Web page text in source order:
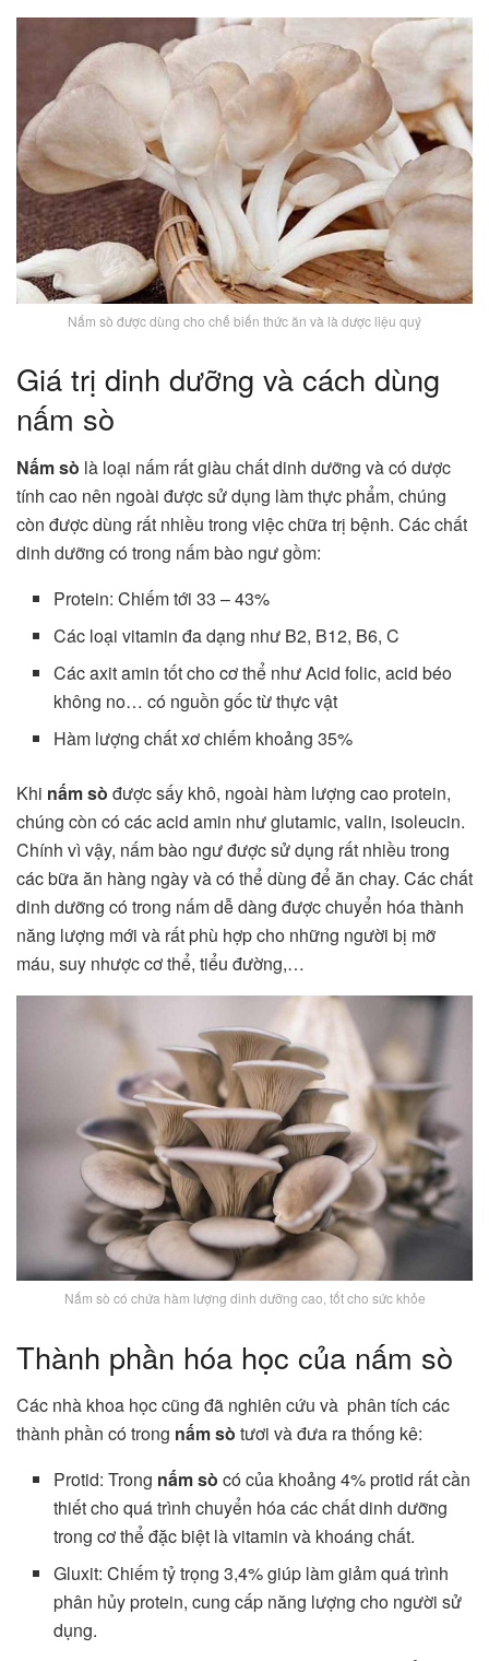
Nấm sò được dùng cho chế biến thức ăn và là dược liệu quý
Giá trị dinh dưỡng và cách dùng
nấm sò
Nấm sò là loại nấm rất giàu chất dinh dưỡng và có dược
tính cao nên ngoài được sử dụng làm thực phẩm, chúng
còn được dùng rất nhiều trong việc chữa trị bệnh. Các chất
dinh dưỡng có trong nấm bào ngư gồm:
Protein: Chiếm tới 33 – 43%
Các loại vitamin đa dạng như B2, B12, B6, C
Các axit amin tốt cho cơ thể như Acid folic, acid béo
không no… có nguồn gốc từ thực vật
Hàm lượng chất xơ chiếm khoảng 35%
Khi nấm sò được sấy khô, ngoài hàm lượng cao protein,
chúng còn có các acid amin như glutamic, valin, isoleucin.
Chính vì vậy, nấm bào ngư được sử dụng rất nhiều trong
các bữa ăn hàng ngày và có thể dùng để ăn chay. Các chất
dinh dưỡng có trong nấm dễ dàng được chuyển hóa thành
năng lượng mới và rất phù hợp cho những người bị mỡ
máu, suy nhược cơ thể, tiểu đường,…
Nấm sò có chứa hàm lượng dinh dưỡng cao, tốt cho sức khỏe
Thành phần hóa học của nấm sò
Các nhà khoa học cũng đã nghiên cứu và phân tích các
thành phần có trong nấm sò tươi và đưa ra thống kê:
Protid: Trong nấm sòcó của khoảng 4% protid rất cần
thiết cho quá trình chuyển hóa các chất dinh dưỡng
trong cơ thể đặc biệt là vitamin và khoáng chất.
Gluxit: Chiếm tỷ trọng 3,4% giúp làm giảm quá trình
phân hủy protein, cung cấp năng lượng cho người sử
dụng.